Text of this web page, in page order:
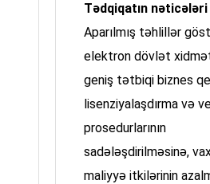
Tədqiqatın nəticələri
Aparılmış təhlillər
elektron dövlət
geniş tətbiqi biznes
lisenziyalaşdırma və
prosedurlarının
sadələşdirilməsinə,
maliyyə itkilərinin